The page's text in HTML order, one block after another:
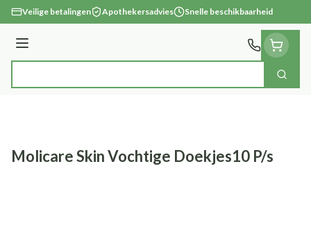
Ga naar de inhoud
Veilige betalingen Apothekersadvies Snelle beschikbaarheid
Menu
Zoek
Molicare Skin Vochtige Doekjes10 P/s